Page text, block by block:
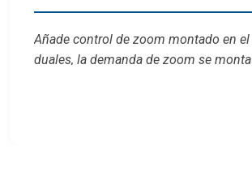
Añade control de zoom montado en
duales, la demanda de zoom se
entrada/salida con una perilla de